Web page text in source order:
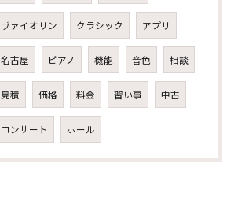
ヴァイオリン クラシック アプリ
名古屋 ピアノ 機能 音色 相談
見積 価格 料金 習い事 中古
コンサート ホール